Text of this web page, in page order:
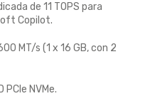
de 11 TOPS para
Copilot.
MT/s (1 x 16 GB, con 2
NVMe.